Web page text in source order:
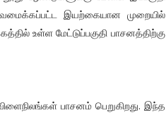
இயற்கையான முறையில்
உள்ள மேட்டுப்பகுதி பாசனத்திற்கு
பாசனம் பெறுகிறது. இந்த